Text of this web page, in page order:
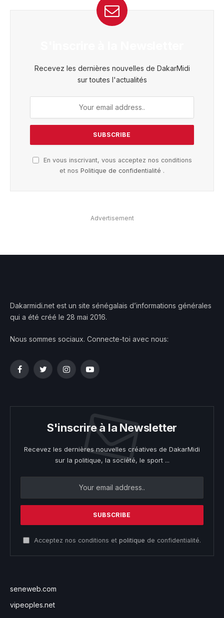
Recevez les dernières nouvelles de DakarMidi
sur toutes l'actualités
En vous inscrivant, vous acceptez nos conditions
et nos Politique de confidentialité .
Advertisement
Dakarmidi.net est un site sénégalais d’informations générales
qui a été créé le 28 mai 2016.
Nous sommes sociaux. Connecte-toi avec nous:
FacebookTwitterInstagramYouTube
S'inscrire à la Newsletter
Recevez les dernières nouvelles créatives de DakarMidi
sur la politique, la société, le sport ...
Acceptez nos conditions et politique de confidentialité.
seneweb.com
vipeoples.net